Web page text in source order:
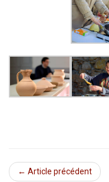
← Article précédent